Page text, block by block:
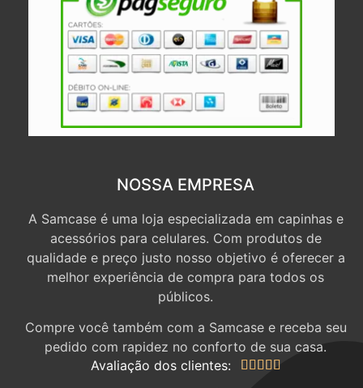
NOSSA EMPRESA
A Samcase é uma loja especializada em capinhas e
acessórios para celulares. Com produtos de
qualidade e preço justo nosso objetivo é oferecer a
melhor experiência de compra para todos os
públicos.
Compre você também com a Samcase e receba seu
pedido com rapidez no conforto de sua casa.
Avaliação dos clientes:
    